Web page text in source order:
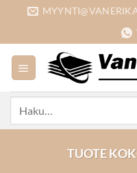
content
TUOTE